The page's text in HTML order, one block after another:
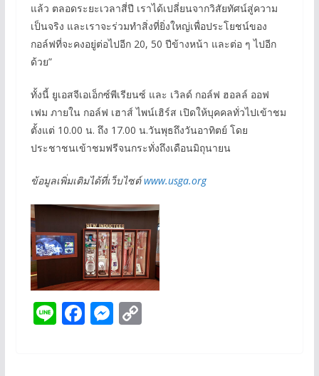
แล้ว ตลอดระยะเวลาสี่ปี เราได้เปลี่ยนจากวิสัยทัศน์สู่ความ
เป็นจริง และเราจะร่วมทำสิ่งที่ยิ่งใหญ่เพื่อประโยชน์ของ
กอล์ฟที่จะคงอยู่ต่อไปอีก 20, 50 ปีข้างหน้า และต่อ ๆ ไปอีก
ด้วย”
ทั้งนี้ ยูเอสจีเอเอ็กซ์พีเรียนซ์ และ เวิลด์ กอล์ฟ ฮอลล์ ออฟ
เฟม ภายใน กอล์ฟ เฮาส์ ไพน์เฮิร์ส เปิดให้บุคคลทั่วไปเข้าชม
ตั้งแต่ 10.00 น. ถึง 17.00 น.วันพุธถึงวันอาทิตย์ โดย
ประชาชนเข้าชมฟรีจนกระทั่งถึงเดือนมิถุนายน
ข้อมูลเพิ่มเติมได้ที่เว็บไซต์www.usga.org
Li
n
F
ac
M
e
C